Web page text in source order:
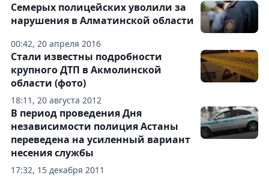
00:42, 20 апреля 2016
Семерых полицейских уволили за
нарушения в Алматинской области
18:11, 20 августа 2012
Стали известны подробности
крупного ДТП в Акмолинской
области (фото)
17:32, 15 декабря 2011
В период проведения Дня
независимости полиция Астаны
переведена на усиленный вариант
несения службы